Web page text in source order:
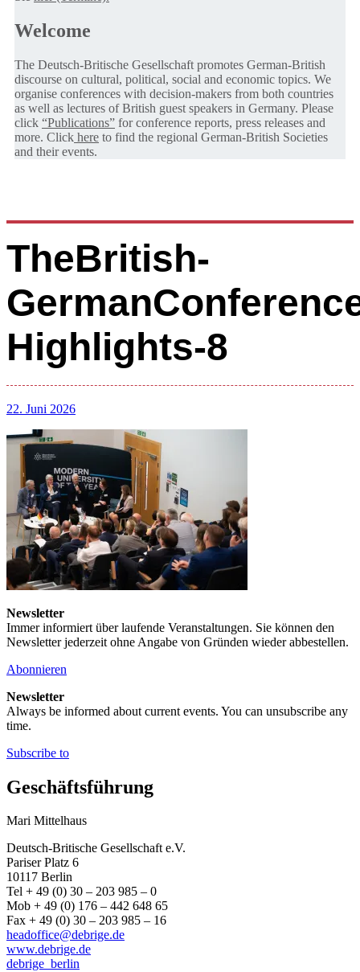
Welcome
The Deutsch-Britische Gesellschaft promotes German-British
discourse on cultural, political, social and economic topics. We
organise conferences with decision-makers from both countries
as well as lectures of British guest speakers in Germany. Please
click “Publications” for conference reports, press releases and
more. Click here to find the regional German-British Societies
and their events.
TheBritish-
Highlights-8
22. Juni 2026
Newsletter
Immer informiert über laufende Veranstaltungen. Sie können den
Newsletter jederzeit ohne Angabe von Gründen wieder abbestellen.
Abonnieren
Newsletter
Always be informed about current events. You can unsubscribe any
time.
Subscribe to
Geschäftsführung
Mari Mittelhaus
Deutsch-Britische Gesellschaft e.V.
Pariser Platz 6
10117 Berlin
Tel + 49 (0) 30 – 203 985 – 0
Mob + 49 (0) 176 – 442 648 65
Fax + 49 (0) 30 – 203 985 – 16
headoffice@debrige.de
www.debrige.de
debrige_berlin